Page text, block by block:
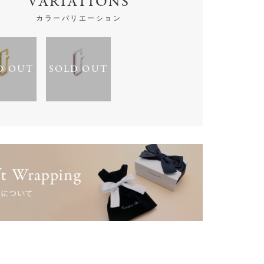
カラーバリエーション
OUT SOLD OUT